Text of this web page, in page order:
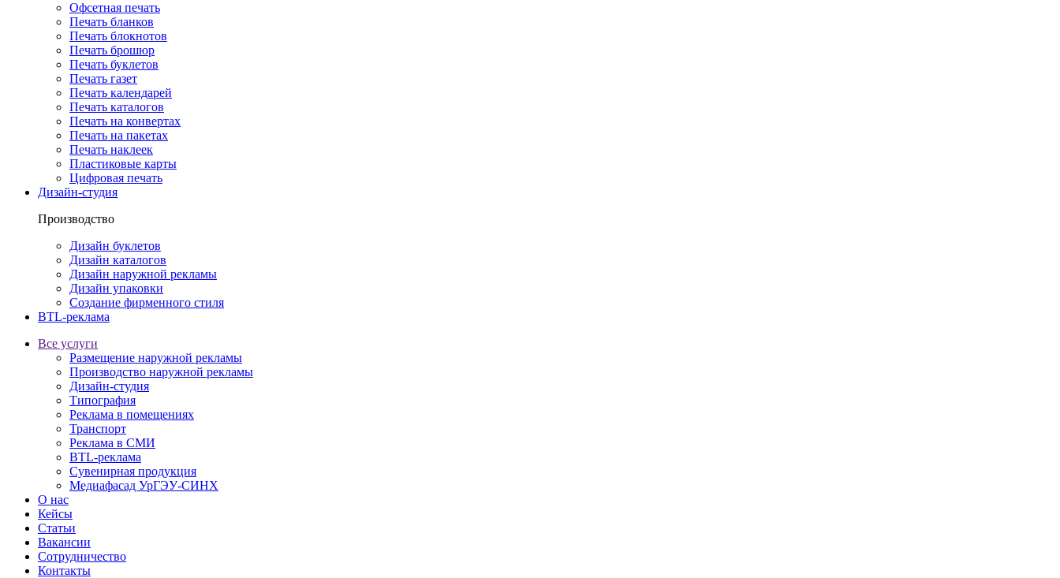
Офсетная печать
Печать бланков
Печать блокнотов
Печать брошюр
Печать буклетов
Печать газет
Печать календарей
Печать каталогов
Печать на конвертах
Печать на пакетах
Печать наклеек
Пластиковые карты
Цифровая печать
Дизайн-студия
Производство
Дизайн буклетов
Дизайн каталогов
Дизайн наружной рекламы
Дизайн упаковки
Создание фирменного стиля
BTL-реклама
Все услуги
Размещение наружной рекламы
Производство наружной рекламы
Дизайн-студия
Типография
Реклама в помещениях
Транспорт
Реклама в СМИ
BTL-реклама
Сувенирная продукция
Медиафасад УрГЭУ-СИНХ
О нас
Кейсы
Статьи
Вакансии
Сотрудничество
Контакты